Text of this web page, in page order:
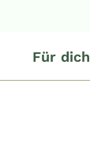
Für dich